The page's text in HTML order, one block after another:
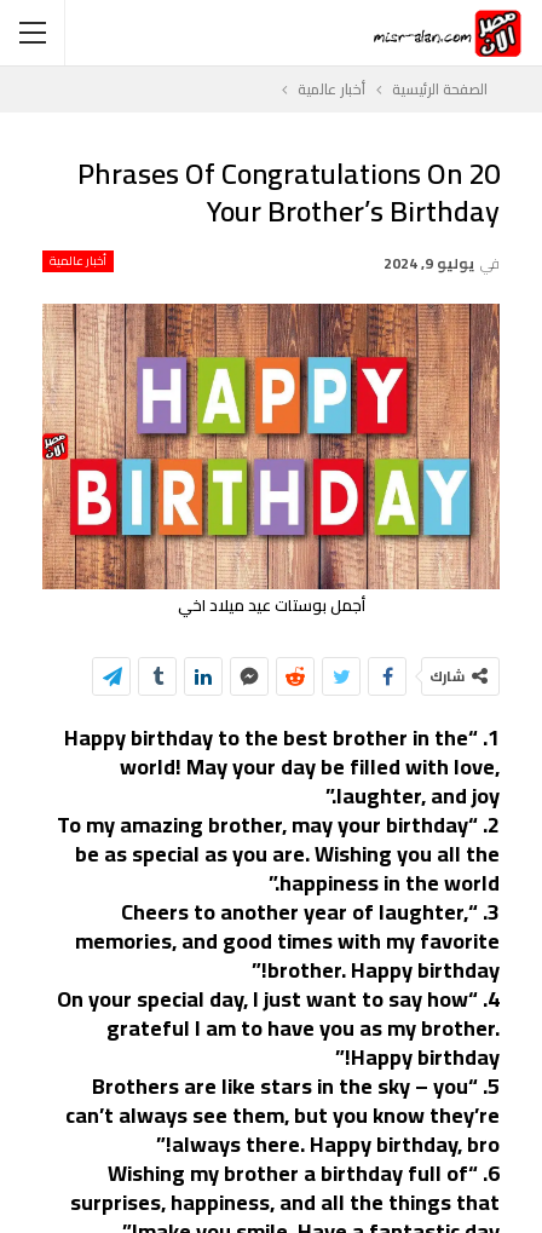
الصفحة الرئيسية أخبار عالمية
20 Phrases Of Congratulations On
Your Brother’s Birthday
أخبار عالمية في يوليو 9, 2024
أجمل بوستات عيد ميلاد اخي
شارك
1. “Happy birthday to the best brother in the
world! May your day be filled with love,
laughter, and joy.”
2. “To my amazing brother, may your birthday
be as special as you are. Wishing you all the
happiness in the world.”
3. “Cheers to another year of laughter,
memories, and good times with my favorite
brother. Happy birthday!”
4. “On your special day, I just want to say how
grateful I am to have you as my brother.
Happy birthday!”
5. “Brothers are like stars in the sky – you
can’t always see them, but you know they’re
always there. Happy birthday, bro!”
6. “Wishing my brother a birthday full of
surprises, happiness, and all the things that